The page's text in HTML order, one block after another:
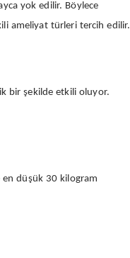
yok edilir. Böylece
ameliyat türleri tercih edilir.
bir şekilde etkili oluyor.
en düşük 30 kilogram